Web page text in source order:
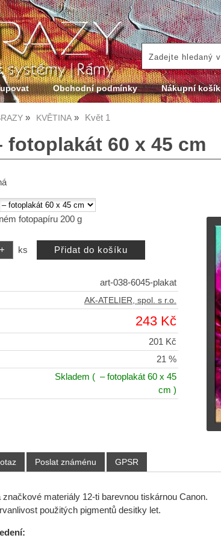
Obchodní podmínky Nákupní košík
KVĚTINA Květ 1
fotoplakát 60 x 45 cm
fotopapíru 200 g
ks
art-038-6045-plakat
AK-ATELIER, spol. s r.o.
243 Kč
201 Kč
21 %
Skladem ( – fotoplakát 60 x 45
cm )
Poslat známénu GPSR
značkové materiály 12-ti barevnou tiskárnou Canon.
použitých pigmentů desitky let.